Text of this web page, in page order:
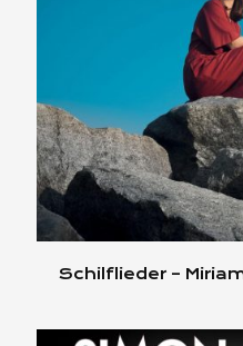
Schilflieder –